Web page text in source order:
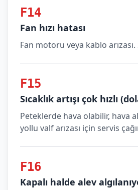
F14
Fan hızı hatası
Fan motoru veya kablo arızası.
F15
Sıcaklık artışı çok hızlı
Peteklerde hava olabilir, hava
yollu valf arızası için servis
F16
Kapalı halde alev